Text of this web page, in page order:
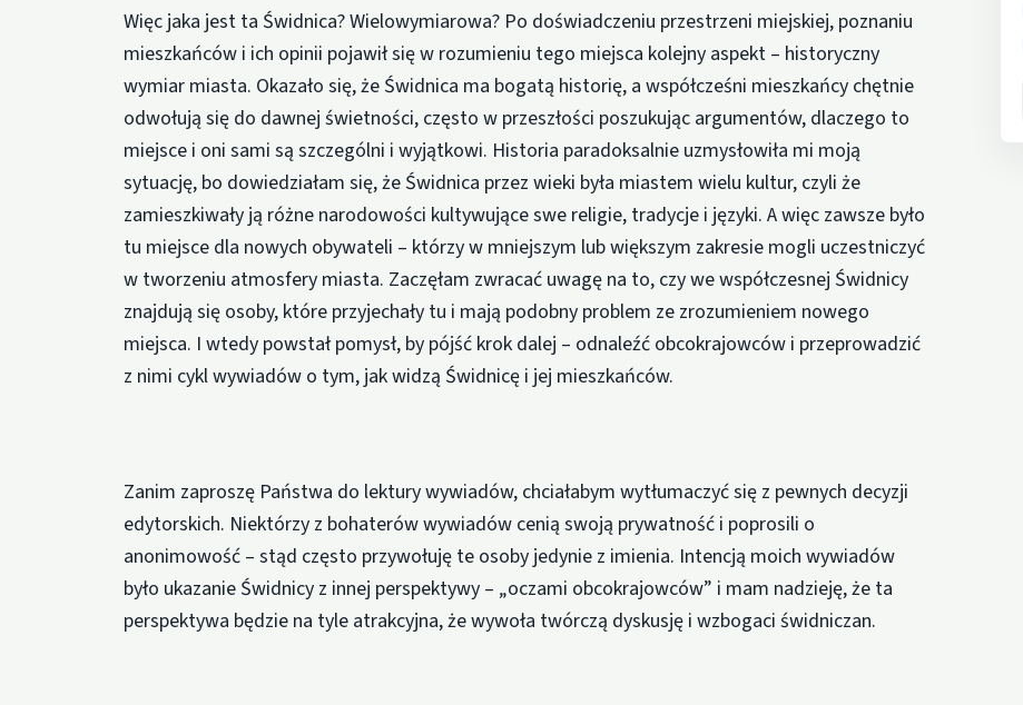
Więc jaka jest ta Świdnica? Wielowymiarowa? Po doświadczeniu przestrzeni miejskiej, poznaniu
mieszkańców i ich opinii pojawił się w rozumieniu tego miejsca kolejny aspekt – historyczny
wymiar miasta. Okazało się, że Świdnica ma bogatą historię, a współcześni mieszkańcy chętnie
odwołują się do dawnej świetności, często w przeszłości poszukując argumentów, dlaczego to
miejsce i oni sami są szczególni i wyjątkowi. Historia paradoksalnie uzmysłowiła mi moją
sytuację, bo dowiedziałam się, że Świdnica przez wieki była miastem wielu kultur, czyli że
zamieszkiwały ją różne narodowości kultywujące swe religie, tradycje i języki. A więc zawsze było
tu miejsce dla nowych obywateli – którzy w mniejszym lub większym zakresie mogli uczestniczyć
w tworzeniu atmosfery miasta. Zaczęłam zwracać uwagę na to, czy we współczesnej Świdnicy
znajdują się osoby, które przyjechały tu i mają podobny problem ze zrozumieniem nowego
miejsca. I wtedy powstał pomysł, by pójść krok dalej – odnaleźć obcokrajowców i przeprowadzić
z nimi cykl wywiadów o tym, jak widzą Świdnicę i jej mieszkańców.
Zanim zaproszę Państwa do lektury wywiadów, chciałabym wytłumaczyć się z pewnych decyzji
edytorskich. Niektórzy z bohaterów wywiadów cenią swoją prywatność i poprosili o
anonimowość – stąd często przywołuję te osoby jedynie z imienia. Intencją moich wywiadów
było ukazanie Świdnicy z innej perspektywy – „oczami obcokrajowców” i mam nadzieję, że ta
perspektywa będzie na tyle atrakcyjna, że wywoła twórczą dyskusję i wzbogaci świdniczan.